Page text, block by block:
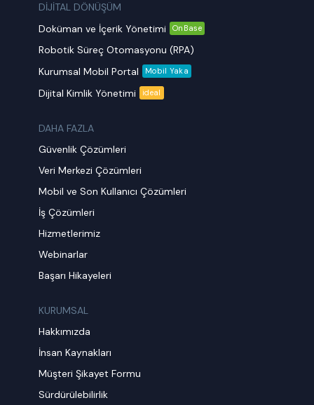
DİJİTAL DÖNÜŞÜM
Doküman ve İçerik Yönetimi
OnBase
Robotik Süreç Otomasyonu (RPA)
Kurumsal Mobil Portal
Mobil Yaka
Dijital Kimlik Yönetimi ideal
DAHA FAZLA
Güvenlik Çözümleri
Veri Merkezi Çözümleri
Mobil ve Son Kullanıcı Çözümleri
İş Çözümleri
Hizmetlerimiz
Webinarlar
Başarı Hikayeleri
KURUMSAL
Hakkımızda
İnsan Kaynakları
Müşteri Şikayet Formu
Sürdürülebilirlik